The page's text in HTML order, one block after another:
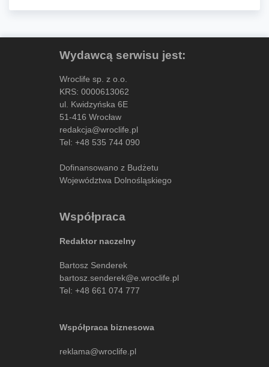
Wydawcą serwisu jest:
Wroclife sp. z o.o.
KRS: 0000613062
ul. Kwidzyńska 6E
51-416 Wrocław
redakcja@wroclife.pl
Tel: +48 535 744 090
Dofinansowano z Budżetu
Województwa Dolnośląskiego
Współpraca
Redaktor naczelny
Bartosz Senderek
bartosz.senderek@e.wroclife.pl
Tel: +48 661 074 777
Współpraca biznesowa
reklama@wroclife.pl